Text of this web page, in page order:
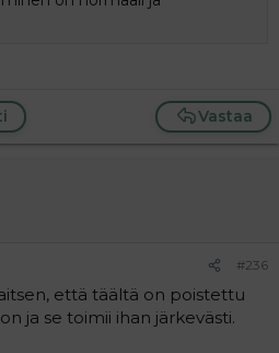
Vastaa
#236
että täältä on poistettu
ja se toimii ihan järkevästi.